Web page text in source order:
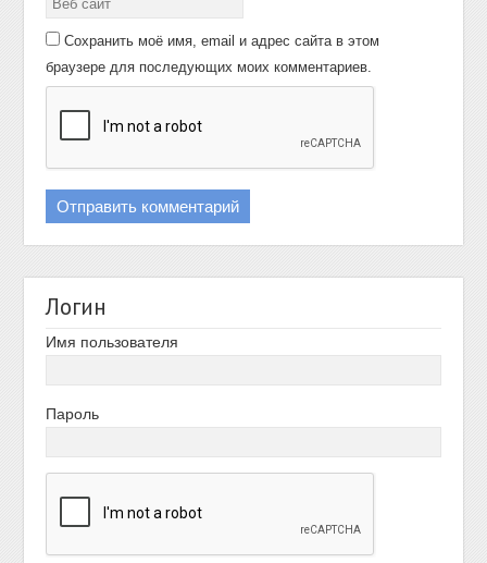
Сохранить моё имя, email и адрес сайта в этом
браузере для последующих моих комментариев.
Логин
Имя пользователя
Пароль